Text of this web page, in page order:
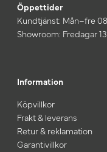
Öppettider
Kundtjänst: Mån–fre
Showroom: Fredagar
Information
Köpvillkor
Frakt & leverans
Retur & reklamation
Garantivillkor